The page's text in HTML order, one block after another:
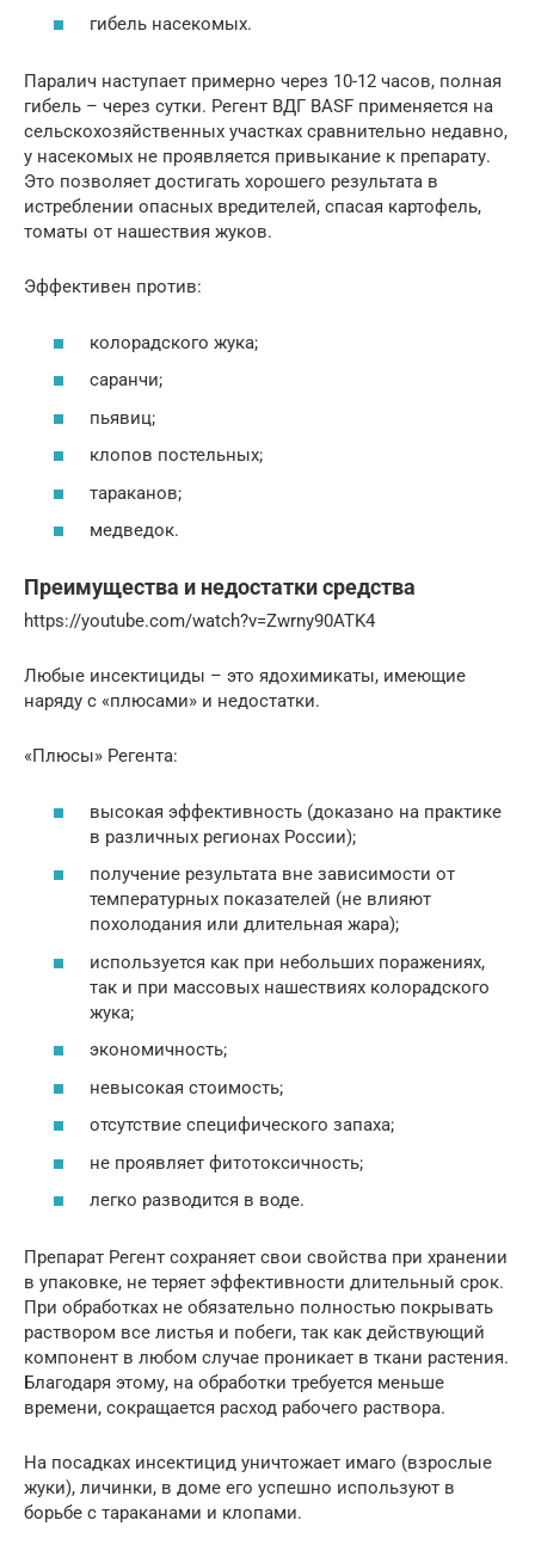
гибель насекомых.
Паралич наступает примерно через 10-12 часов, полная
гибель – через сутки. Регент ВДГ BASF применяется на
сельскохозяйственных участках сравнительно недавно,
у насекомых не проявляется привыкание к препарату.
Это позволяет достигать хорошего результата в
истреблении опасных вредителей, спасая картофель,
томаты от нашествия жуков.
Эффективен против:
колорадского жука;
саранчи;
пьявиц;
клопов постельных;
тараканов;
медведок.
Преимущества и недостатки средства
https://youtube.com/watch?v=Zwrny90ATK4
Любые инсектициды – это ядохимикаты, имеющие
наряду с «плюсами» и недостатки.
«Плюсы» Регента:
высокая эффективность (доказано на практике
в различных регионах России);
получение результата вне зависимости от
температурных показателей (не влияют
похолодания или длительная жара);
используется как при небольших поражениях,
так и при массовых нашествиях колорадского
жука;
экономичность;
невысокая стоимость;
отсутствие специфического запаха;
не проявляет фитотоксичность;
легко разводится в воде.
Препарат Регент сохраняет свои свойства при хранении
в упаковке, не теряет эффективности длительный срок.
При обработках не обязательно полностью покрывать
раствором все листья и побеги, так как действующий
компонент в любом случае проникает в ткани растения.
Благодаря этому, на обработки требуется меньше
времени, сокращается расход рабочего раствора.
На посадках инсектицид уничтожает имаго (взрослые
жуки), личинки, в доме его успешно используют в
борьбе с тараканами и клопами.